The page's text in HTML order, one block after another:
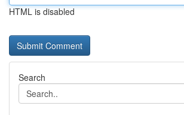
HTML is disabled
Search